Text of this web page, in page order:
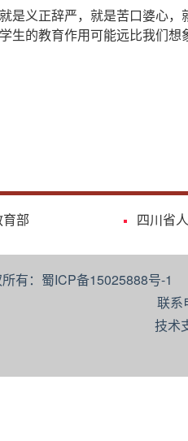
是义正辞严，就是苦口婆心
生的教育作用可能远比我们
育部 四川省
所有：蜀ICP备15025888号-
联系
技术